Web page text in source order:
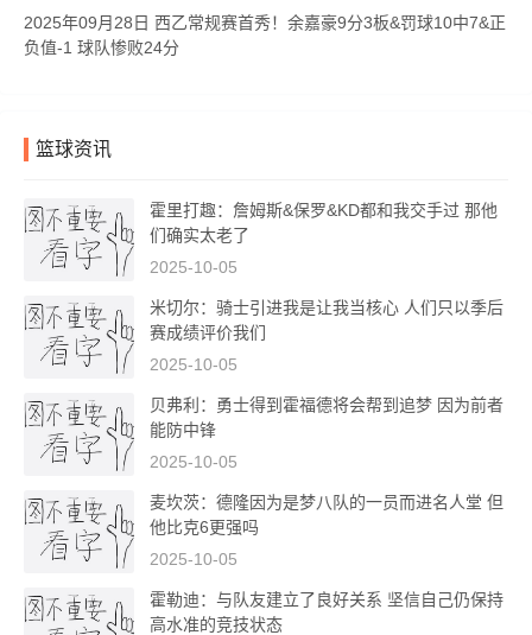
2025年09月28日 西乙常规赛首秀！余嘉豪9分3板&罚球10中7&正
负值-1 球队惨败24分
篮球资讯
霍里打趣：詹姆斯&保罗&KD都和我交手过 那他
们确实太老了
2025-10-05
米切尔：骑士引进我是让我当核心 人们只以季后
赛成绩评价我们
2025-10-05
贝弗利：勇士得到霍福德将会帮到追梦 因为前者
能防中锋
2025-10-05
麦坎茨：德隆因为是梦八队的一员而进名人堂 但
他比克6更强吗
2025-10-05
霍勒迪：与队友建立了良好关系 坚信自己仍保持
高水准的竞技状态